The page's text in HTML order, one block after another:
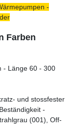
-
Farben
- Länge 60 - 300
und stossfester
-
(001), Off-